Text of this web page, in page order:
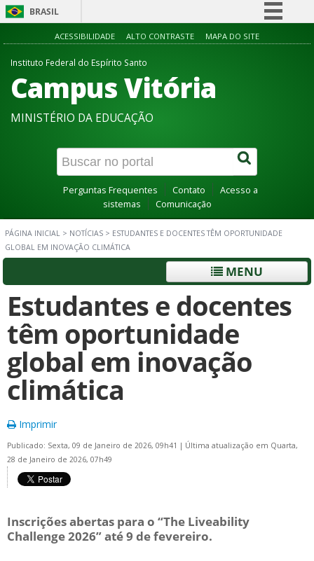
BRASIL
Simplifique!
Acesso à informação
Canais
ACESSIBILIDADE ALTO CONTRASTE MAPA DO SITE
Instituto Federal do Espírito Santo
Campus Vitória
MINISTÉRIO DA EDUCAÇÃO
Perguntas Frequentes Contato
Acesso a
sistemas
Comunicação
PÁGINA INICIAL > NOTÍCIAS > ESTUDANTES E DOCENTES TÊM OPORTUNIDADE
GLOBAL EM INOVAÇÃO CLIMÁTICA
MENU
Estudantes e docentes
têm oportunidade
global em inovação
climática
Imprimir
Publicado: Sexta, 09 de Janeiro de 2026, 09h41 | Última atualização em Quarta,
28 de Janeiro de 2026, 07h49
Inscrições abertas para o “The Liveability
Challenge 2026” até 9 de fevereiro.